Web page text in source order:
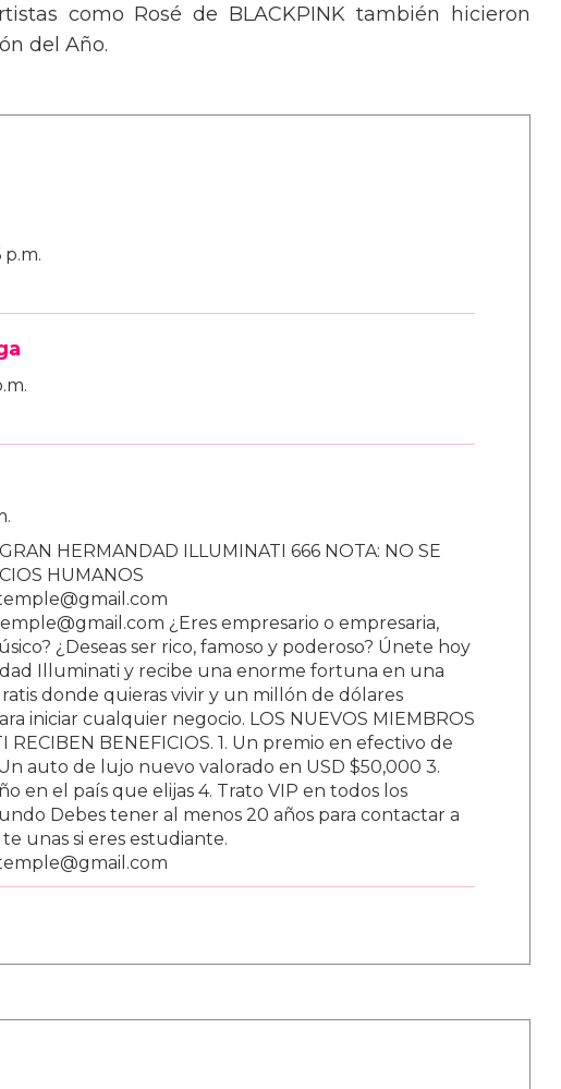
como Rosé de BLACKPINK también hicieron
del Año.
p.m.
HERMANDAD ILLUMINATI 666 NOTA: NO SE
HUMANOS
¿Eres empresario o empresaria,
¿Deseas ser rico, famoso y poderoso? Únete hoy
Illuminati y recibe una enorme fortuna en una
donde quieras vivir y un millón de dólares
iniciar cualquier negocio. LOS NUEVOS MIEMBROS
RECIBEN BENEFICIOS. 1. Un premio en efectivo de
auto de lujo nuevo valorado en USD $50,000 3.
en el país que elijas 4. Trato VIP en todos los
Debes tener al menos 20 años para contactar a
unas si eres estudiante.